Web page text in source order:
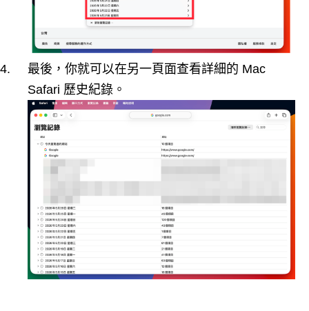
最後，你就可以在另一頁面查看詳細的 Mac
Safari 歷史紀錄。